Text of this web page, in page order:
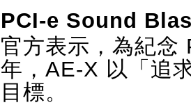
PCI-e Sound
官方表示，為紀
年，AE-X 以「追
目標。